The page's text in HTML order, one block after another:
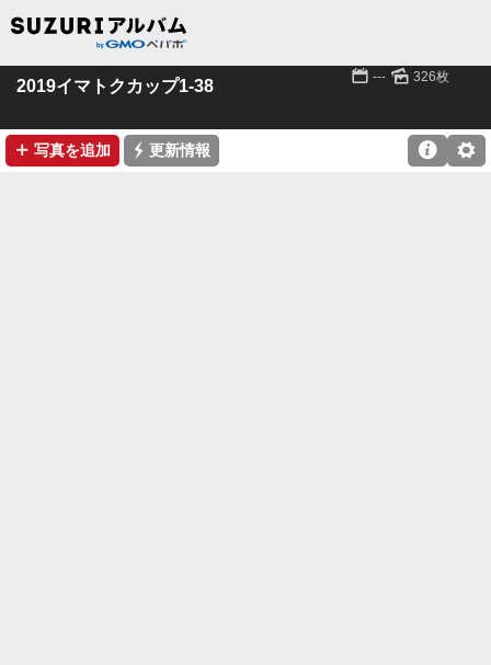
2019イマトクカップ1-38 📅 --- 🌄 326枚
➕ 写真を追加 ⚡ 更新情報 ⚙
